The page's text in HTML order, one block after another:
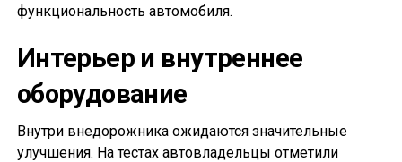
функциональность автомобиля.
Интерьер и внутреннее
оборудование
Внутри внедорожника ожидаются значительные
улучшения. На тестах автовладельцы отметили